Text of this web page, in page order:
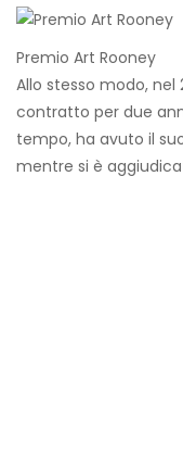
Premio Art Rooney
Allo stesso modo, nel
contratto per due
tempo, ha avuto il
mentre si è